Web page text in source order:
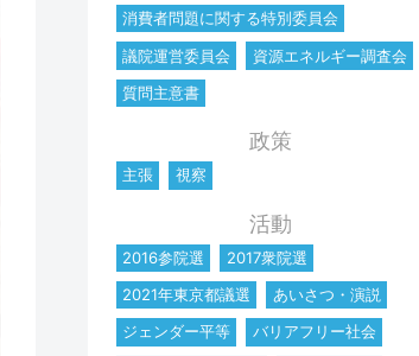
消費者問題に関する特別委員会
議院運営委員会
資源エネルギー調査会
質問主意書
政策
主張 視察
活動
2016参院選
2017衆院選
2021年東京都議選
あいさつ・演説
ジェンダー平等
バリアフリー社会